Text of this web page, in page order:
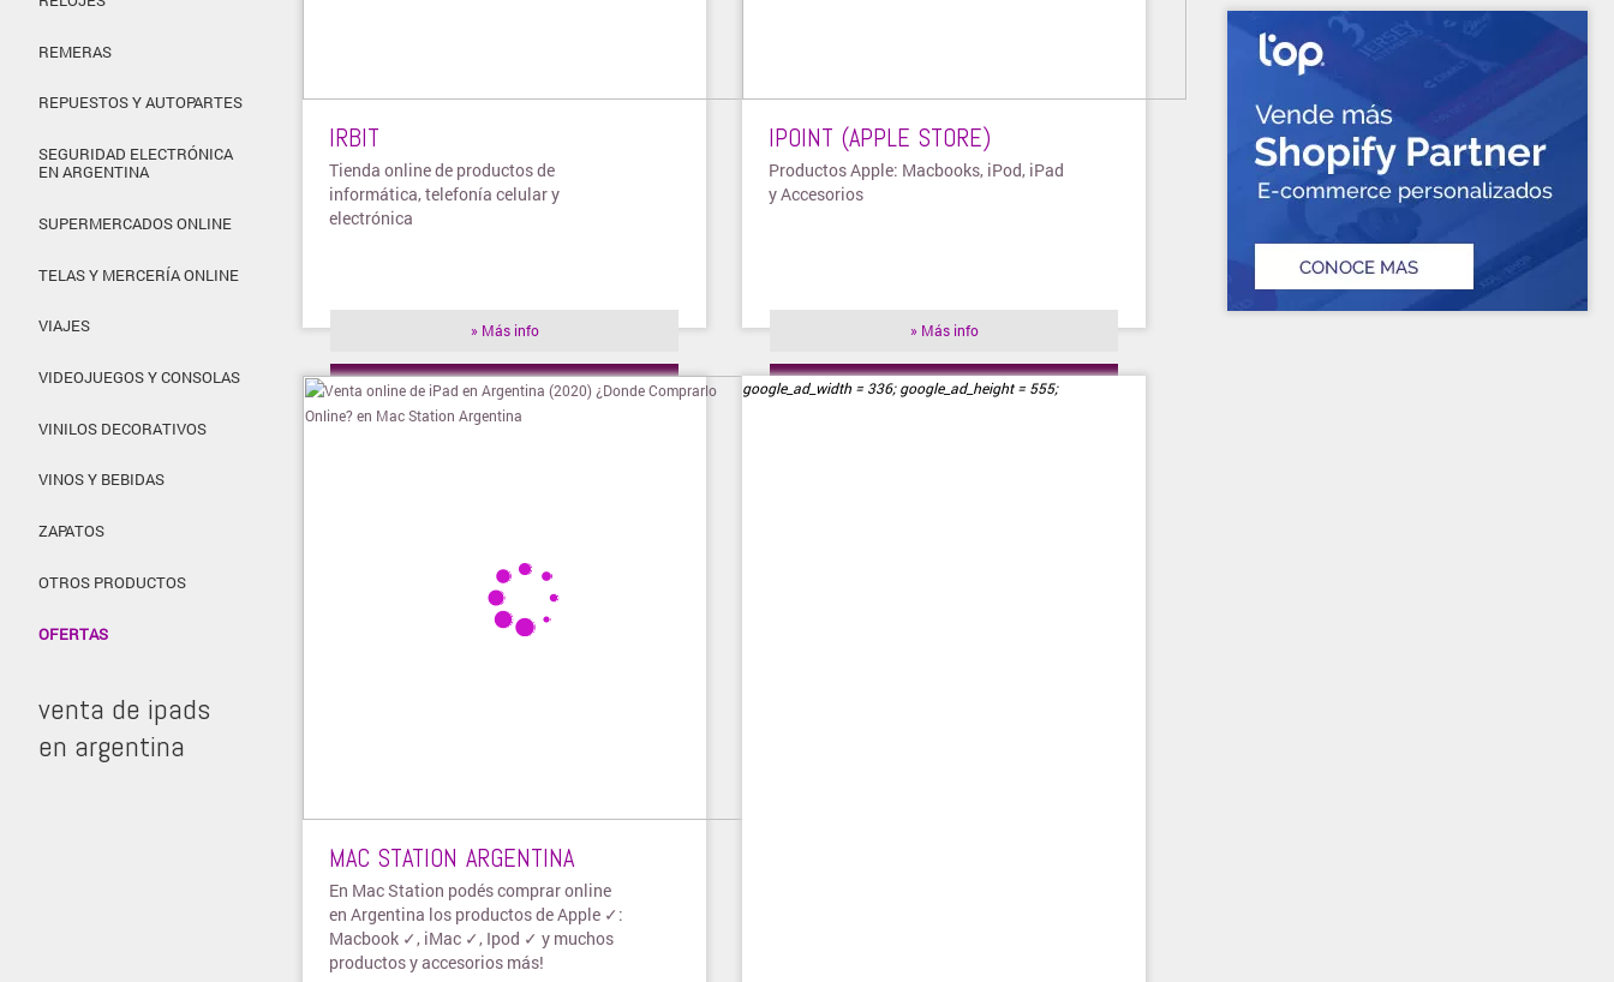
REMERAS
REPUESTOS Y AUTOPARTES
SEGURIDAD ELECTRÓNICA
EN ARGENTINA
SUPERMERCADOS ONLINE
TELAS Y MERCERÍA ONLINE
VIAJES
VIDEOJUEGOS Y CONSOLAS
VINILOS DECORATIVOS
VINOS Y BEBIDAS
ZAPATOS
OTROS PRODUCTOS
OFERTAS
venta de ipads
en argentina
IRBIT
Tienda online de productos de
informática, telefonía celular y
electrónica
» Más info
» Visitar tienda
IPOINT (APPLE STORE)
Productos Apple: Macbooks, iPod, iPad
y Accesorios
» Más info
» Visitar tienda
MAC STATION ARGENTINA
En Mac Station podés comprar online
en Argentina los productos de Apple ✓:
Macbook ✓, iMac ✓, Ipod ✓ y muchos
productos y accesorios más!
google_ad_width = 336; google_ad_height = 555;